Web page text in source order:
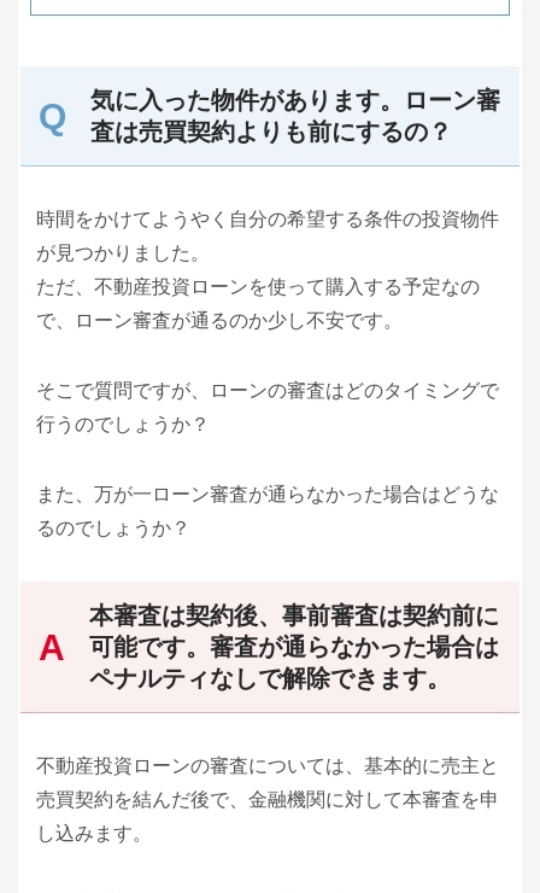
気に入った物件があります。ローン審
査は売買契約よりも前にするの？
時間をかけてようやく自分の希望する条件の投資物件
が見つかりました。
ただ、不動産投資ローンを使って購入する予定なの
で、ローン審査が通るのか少し不安です。
そこで質問ですが、ローンの審査はどのタイミングで
行うのでしょうか？
また、万が一ローン審査が通らなかった場合はどうな
るのでしょうか？
本審査は契約後、事前審査は契約前に
可能です。審査が通らなかった場合は
ペナルティなしで解除できます。
不動産投資ローンの審査については、基本的に売主と
売買契約を結んだ後で、金融機関に対して本審査を申
し込みます。